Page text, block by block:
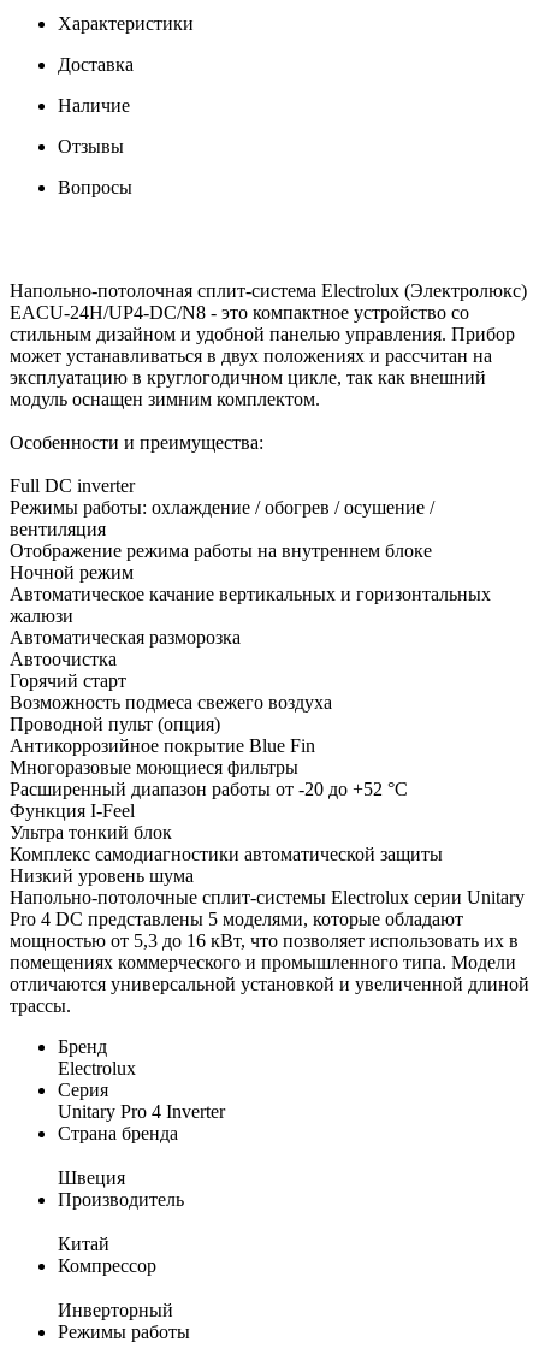
Характеристики
Доставка
Наличие
Отзывы
Вопросы
Напольно-потолочная сплит-система Electrolux (Электролюкс)
EACU-24H/UP4-DC/N8 - это компактное устройство со
стильным дизайном и удобной панелью управления. Прибор
может устанавливаться в двух положениях и рассчитан на
эксплуатацию в круглогодичном цикле, так как внешний
модуль оснащен зимним комплектом.
Особенности и преимущества:
Full DC inverter
Режимы работы: охлаждение / обогрев / осушение /
вентиляция
Отображение режима работы на внутреннем блоке
Ночной режим
Автоматическое качание вертикальных и горизонтальных
жалюзи
Автоматическая разморозка
Автоочистка
Горячий старт
Возможность подмеса свежего воздуха
Проводной пульт (опция)
Антикоррозийное покрытие Blue Fin
Многоразовые моющиеся фильтры
Расширенный диапазон работы от -20 до +52 °C
Функция I-Feel
Ультра тонкий блок
Комплекс самодиагностики автоматической защиты
Низкий уровень шума
Напольно-потолочные сплит-системы Electrolux серии Unitary
Pro 4 DC представлены 5 моделями, которые обладают
мощностью от 5,3 до 16 кВт, что позволяет использовать их в
помещениях коммерческого и промышленного типа. Модели
отличаются универсальной установкой и увеличенной длиной
трассы.
Бренд
Electrolux
Серия
Unitary Pro 4 Inverter
Страна бренда
Швеция
Производитель
Китай
Компрессор
Инверторный
Режимы работы